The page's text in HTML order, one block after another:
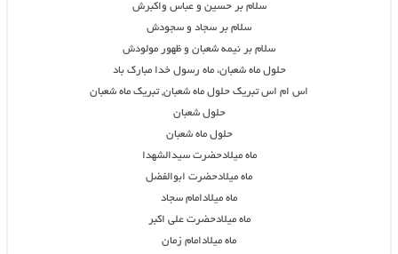
سلام بر حسین و عباس واکبرش
سلام بر سجاد و سجودش
سلام بر نیمه شعبان و ظهور مولودش
حلول ماه شعبان، ماه رسول خدا مبارک باد
اس ام اس تبریک حلول ماه شعبان, تبریک ماه شعبان
حلول شعبان
حلول ماه شعبان
ماه میلادحضرت سیدالشهدا
ماه میلادحضرت ابوالفضل
ماه میلادامام سجاد
ماه میلادحضرت علی اکبر
ماه میلادامام زمان